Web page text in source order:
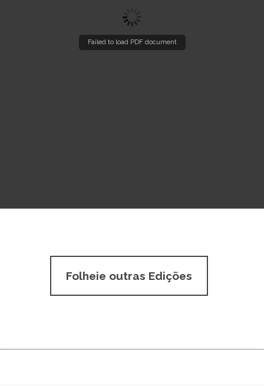
Failed to load PDF document
Folheie outras Edições